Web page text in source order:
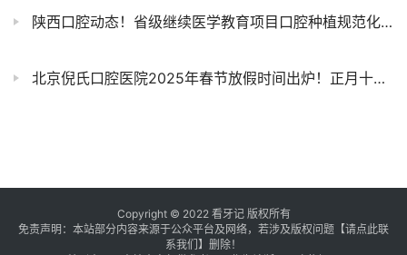
陕西口腔动态！省级继续医学教育项目口腔种植规范化培训班在安康成功举办
北京倪氏口腔医院2025年春节放假时间出炉！正月十一正常开诊上班
Copyright © 2022 看牙记 版权所有
免责声明：本站部分内容来源于公众平台及网络，若涉及版权问题【请点此联
系我们 】 删除！